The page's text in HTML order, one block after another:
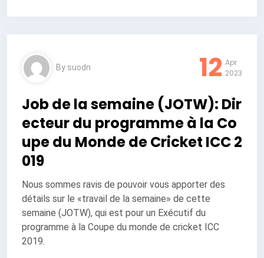
By suodn 12 Apr
2023
Job de la semaine (JOTW): Dir
ecteur du programme à la Co
upe du Monde de Cricket ICC 2
019
Nous sommes ravis de pouvoir vous apporter des
détails sur le «travail de la semaine» de cette
semaine (JOTW), qui est pour un Exécutif du
programme à la Coupe du monde de cricket ICC
2019.